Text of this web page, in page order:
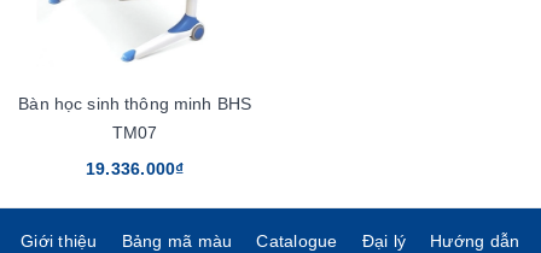
Bàn học sinh thông minh BHS
TM07
19.336.000₫
Giới thiệu Bảng mã màu Catalogue Đại lý
Hướng dẫn